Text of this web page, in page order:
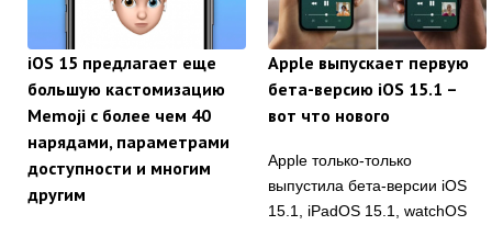
iOS 15 предлагает еще
большую кастомизацию
Memoji с более чем 40
нарядами, параметрами
доступности и многим
другим
Apple выпускает первую
бета-версию iOS 15.1 –
вот что нового
Apple только-только
выпустила бета-версии iOS
15.1, iPadOS 15.1, watchOS